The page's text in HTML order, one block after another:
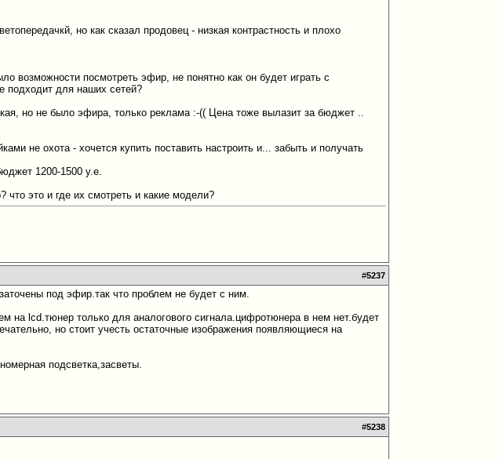
но как сказал продовец - низкая контрастность и плохо
возможности посмотреть эфир, не понятно как он будет играть с
подходит для наших сетей?
но не было эфира, только реклама :-(( Цена тоже вылазит за бюджет ..
не охота - хочется купить поставить настроить и... забыть и получать
1200-1500 у.е.
это и где их смотреть и какие модели?
#5237
под эфир.так что проблем не будет с ним.
на lcd.тюнер только для аналогового сигнала.цифротюнера в нем нет.будет
но стоит учесть остаточные изображения появляющиеся на
подсветка,засветы.
#5238